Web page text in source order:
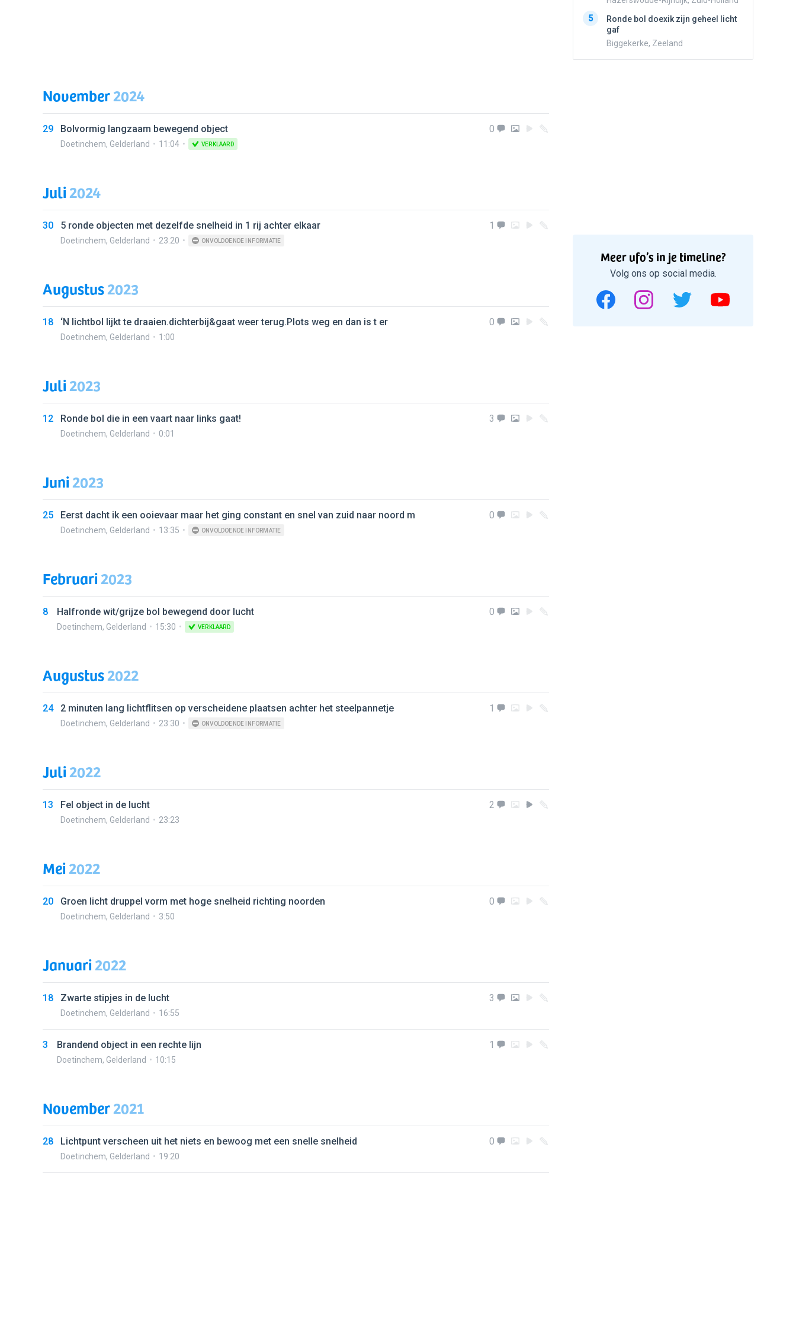
November2024
29 Bolvormig langzaam bewegend object
Doetinchem, Gelderland 11:04 VERKLAARD
0
Juli2024
30 5 ronde objecten met dezelfde snelheid in 1 rij achter elkaar
Doetinchem, Gelderland 23:20 ONVOLDOENDE INFORMATIE
1
Augustus2023
18 ‘N lichtbol lijkt te draaien.dichterbij&gaat weer terug.Plots weg en dan is t er
Doetinchem, Gelderland 1:00
0
Juli2023
12 Ronde bol die in een vaart naar links gaat!
Doetinchem, Gelderland 0:01
3
Juni2023
25 Eerst dacht ik een ooievaar maar het ging constant en snel van zuid naar noord m
Doetinchem, Gelderland 13:35 ONVOLDOENDE INFORMATIE
0
Februari2023
8 Halfronde wit/grijze bol bewegend door lucht
Doetinchem, Gelderland 15:30 VERKLAARD
0
Augustus2022
24 2 minuten lang lichtflitsen op verscheidene plaatsen achter het steelpannetje
Doetinchem, Gelderland 23:30 ONVOLDOENDE INFORMATIE
1
Juli2022
13 Fel object in de lucht
Doetinchem, Gelderland 23:23
2
Mei2022
20 Groen licht druppel vorm met hoge snelheid richting noorden
Doetinchem, Gelderland 3:50
0
Januari2022
18 Zwarte stipjes in de lucht
Doetinchem, Gelderland 16:55
3
3 Brandend object in een rechte lijn
Doetinchem, Gelderland 10:15
1
November2021
28 Lichtpunt verscheen uit het niets en bewoog met een snelle snelheid
Doetinchem, Gelderland 19:20
0
5
Ronde bol doexik zijn geheel licht
gaf
Biggekerke, Zeeland
Meer ufo’s in je timeline?
Volg ons op social media.